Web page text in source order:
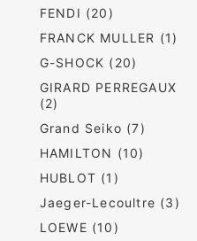
FENDI (20)
FRANCK MULLER (1)
G-SHOCK (20)
GIRARD PERREGAUX
(2)
Grand Seiko (7)
HAMILTON (10)
HUBLOT (1)
Jaeger-Lecoultre (3)
LOEWE (10)